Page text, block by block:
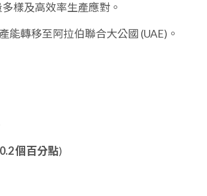
樣及高效率生產應對。
轉移至阿拉伯聯合大公國 (UAE)。
0.2 個百分點)